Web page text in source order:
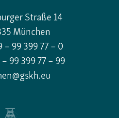
Straße 14
München
– 99 399 77 – 0
99 399 77 – 99